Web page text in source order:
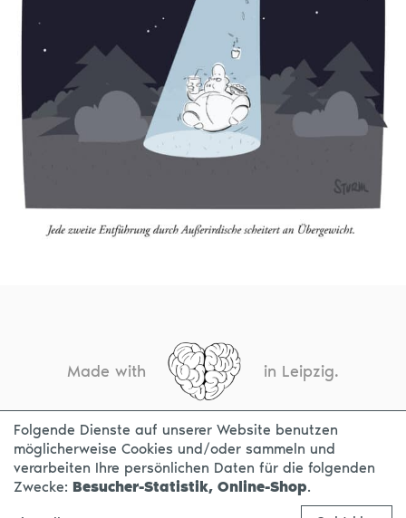
Made with in Leipzig.
KONTAKT IMPRESSUM DATENSCHUTZ
Folgende Dienste auf unserer Website benutzen
möglicherweise Cookies und/oder sammeln und
verarbeiten Ihre persönlichen Daten für die folgenden
Zwecke: Besucher-Statistik, Online-Shop.